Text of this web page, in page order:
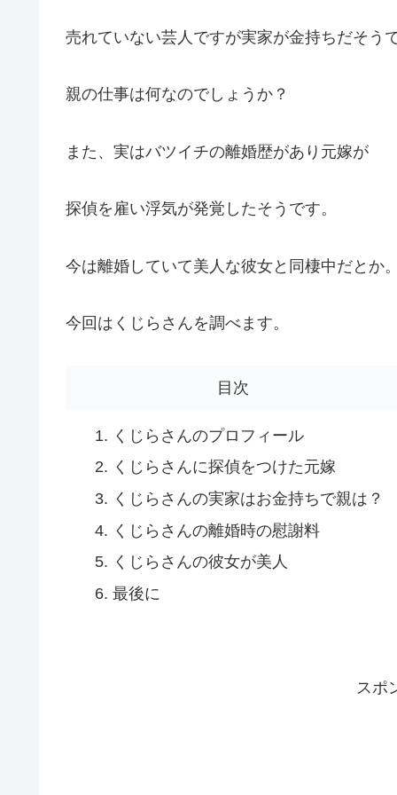
売れていない芸人ですが実家が金持ちだそうで
親の仕事は何なのでしょうか？
また、実はバツイチの離婚歴があり元嫁が
探偵を雇い浮気が発覚したそうです。
今は離婚していて美人な彼女と同棲中だとか。
今回はくじらさんを調べます。
目次
くじらさんのプロフィール
くじらさんに探偵をつけた元嫁
くじらさんの実家はお金持ちで親は？
くじらさんの離婚時の慰謝料
くじらさんの彼女が美人
最後に
スポ